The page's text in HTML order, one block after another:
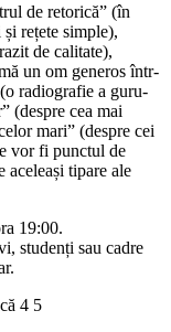
de retorică” (în
rețete simple),
de calitate),
un om generos într-
radiografie a guru-
(despre cea mai
mari” (despre cei
vor fi punctul de
aceleași tipare ale
19:00.
studenți sau cadre